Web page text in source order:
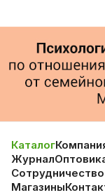
Каталог
Журнал
Магазины